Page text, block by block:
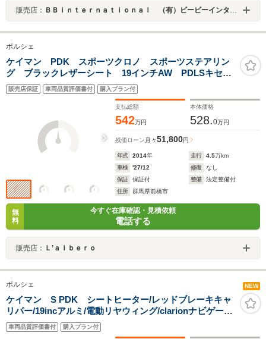
販売店： ＢＢｉｎｔｅｒｎａｔｉｏｎａｌ （有）ビービーインターナショナル
ポルシェ
ケイマン PDK スポーツクロノ スポーツステアリン
グ ブラックレザーシート 19インチAW PDLSキセノ
ンヘッドライト シートヒーター 電動格納ミラー 純
正ナビ ETC
販売店保証 車両品質評価書付 購入プラン付
支払総額
542万円
本体価格
528.0万円
残価ローン 月々51,800円
年式 2014年 走行 4.5万km
車検
'27/12 修復
なし
保証
保証付 整備
法定整備付
住所
群馬県前橋市
無
料
今すぐ在庫確認・見積依頼
電話する
販売店： Ｌ’ａｌｂｅｒｏ
ポルシェ NEW
ケイマン S PDK シートヒーター/レッドブレーキキャ
リパー/19incアルミ/電動リヤウィング/clarionナビゲーシ
ョン/バックカメラ/フルセグTV/ハーフレザー/パドルシフ
ト/ドライブレコーダー/ETC
車両品質評価書付 購入プラン付